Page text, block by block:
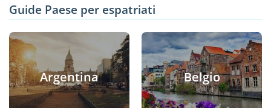
Guide Paese per espatriati
Argentina Belgio